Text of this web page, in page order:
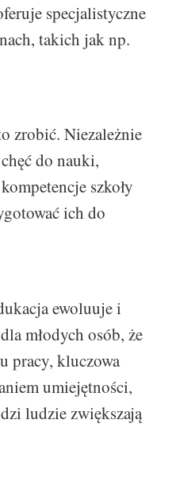
specjalistyczne
takich jak np.
zrobić. Niezależnie
do nauki,
szkoły
ich do
ewoluuje i
młodych osób, że
pracy, kluczowa
umiejętności,
ludzie zwiększają